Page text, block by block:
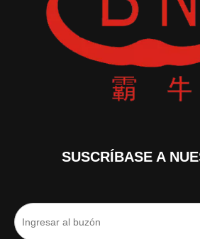
SUSCRÍBASE A